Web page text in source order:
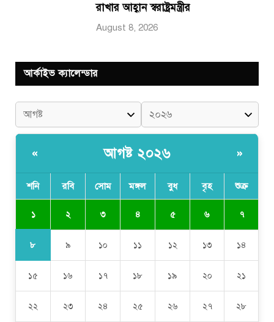
রাখার আহ্বান স্বরাষ্ট্রমন্ত্রীর
August 8, 2026
আর্কাইভ ক্যালেন্ডার
« আগষ্ট ২০২৬ »
শনি রবি সোম মঙ্গল বুধ বৃহ শুক্র
১ ২ ৩ ৪ ৫ ৬ ৭
৮ ৯ ১০ ১১ ১২ ১৩ ১৪
১৫ ১৬ ১৭ ১৮ ১৯ ২০ ২১
২২ ২৩ ২৪ ২৫ ২৬ ২৭ ২৮